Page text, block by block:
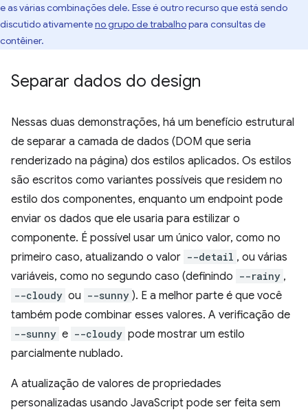
e as várias combinações dele. Esse é outro recurso que está sendo
discutido ativamenteno grupo de trabalhopara consultas de
contêiner.
Separar dados do design
Nessas duas demonstrações, há um benefício estrutural
de separar a camada de dados (DOM que seria
renderizado na página) dos estilos aplicados. Os estilos
são escritos como variantes possíveis que residem no
estilo dos componentes, enquanto um endpoint pode
enviar os dados que ele usaria para estilizar o
componente. É possível usar um único valor, como no
primeiro caso, atualizando o valor --detail , ou várias
variáveis, como no segundo caso (definindo --rainy ,
--cloudy ou --sunny ). E a melhor parte é que você
também pode combinar esses valores. A verificação de
--sunny e --cloudy pode mostrar um estilo
parcialmente nublado.
A atualização de valores de propriedades
personalizadas usando JavaScript pode ser feita sem